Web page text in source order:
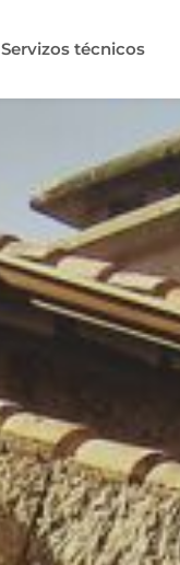
Servizos técnicos